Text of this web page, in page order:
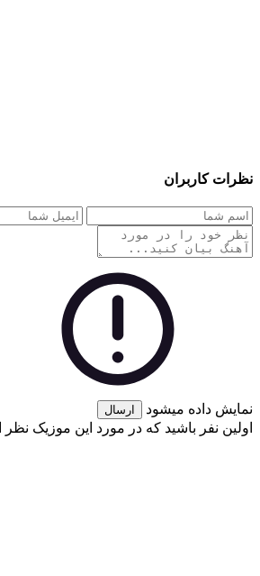
نظرات کاربران
نمایش داده میشود
ارسال
اولین نفر باشید که در مورد این موزیک نظر